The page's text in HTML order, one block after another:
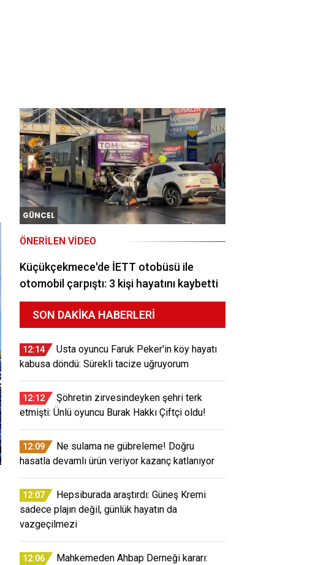
GÜNCEL
ÖNERILEN VIDEO
Küçükçekmece'de İETT otobüsü ile
otomobil çarpıştı: 3 kişi hayatını kaybetti
SON DAKIKA HABERLERI
12:14
Usta oyuncu Faruk Peker'in köy hayatı
kabusa döndü: Sürekli tacize uğruyorum
12:12
Şöhretin zirvesindeyken şehri terk
etmişti: Ünlü oyuncu Burak Hakkı Çiftçi oldu!
12:09
Ne sulama ne gübreleme! Doğru
hasatla devamlı ürün veriyor kazanç katlanıyor
12:07
Hepsiburada araştırdı: Güneş Kremi
sadece plajın değil, günlük hayatın da
vazgeçilmezi
12:06
Mahkemeden Ahbap Derneği kararı: